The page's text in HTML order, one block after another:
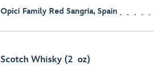
Opici Family Red Sangria, Spain
Scotch Whisky (2 oz)